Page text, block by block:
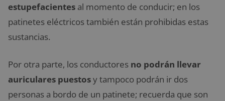
estupefacientes al momento de conducir; en los
patinetes eléctricos también están prohibidas estas
sustancias.
Por otra parte, los conductores no podrán llevar
auriculares puestosy tampoco podrán ir dos
personas a bordo de un patinete; recuerda que son